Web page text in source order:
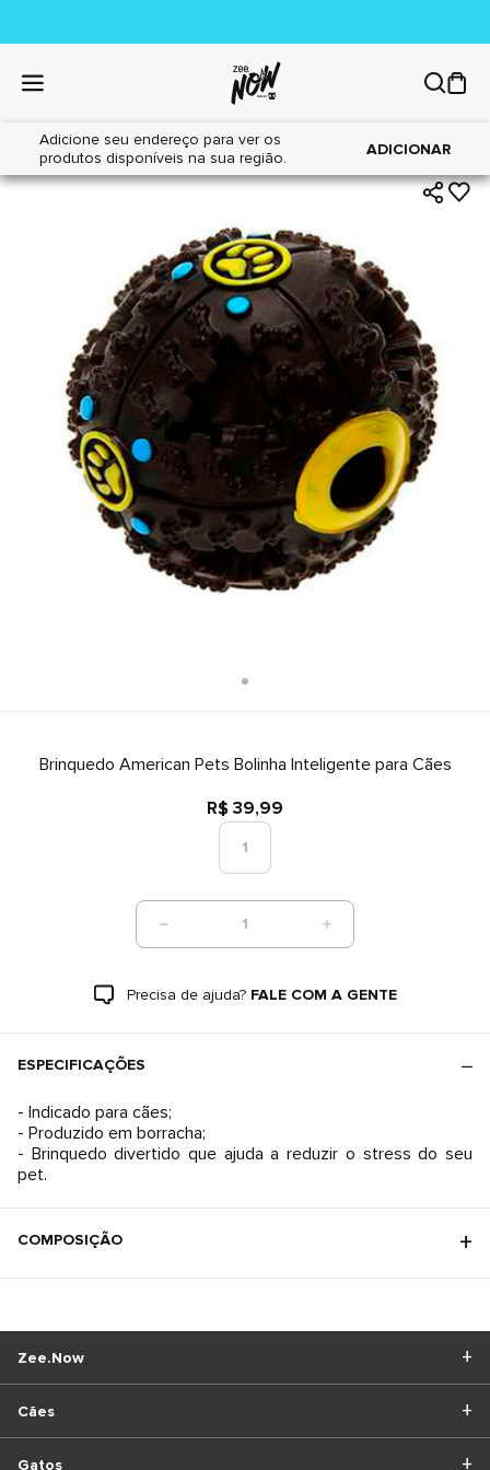
Adicione seu endereço para ver os
produtos disponíveis na sua região.
ADICIONAR
Home|Cães|Brinquedos
Brinquedo American Pets Bolinha Inteligente para Cães
R$ 39,99
1
1
Precisa de ajuda? FALE COM A GENTE
ESPECIFICAÇÕES
- Indicado para cães;
- Produzido em borracha;
- Brinquedo divertido que ajuda a reduzir o stress do seu
pet.
COMPOSIÇÃO
Cães
Gatos
Zee.Now